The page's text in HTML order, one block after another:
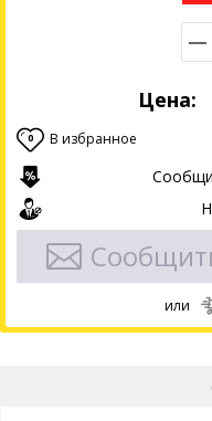
Цена:
0 В избранное
или